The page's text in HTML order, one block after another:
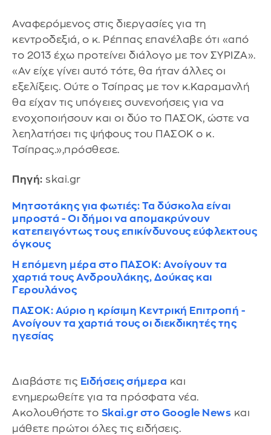
Αναφερόμενος στις διεργασίες για τη
κεντροδεξιά, ο κ. Ρέππας επανέλαβε ότι «από
το 2013 έχω προτείνει διάλογο με τον ΣΥΡΙΖΑ».
«Αν είχε γίνει αυτό τότε, θα ήταν άλλες οι
εξελίξεις. Ούτε ο Τσίπρας με τον κ.Καραμανλή
θα είχαν τις υπόγειες συνενοήσεις για να
ενοχοποιήσουν και οι δύο το ΠΑΣΟΚ, ώστε να
λεηλατήσει τις ψήφους του ΠΑΣΟΚ ο κ.
Τσίπρας.»,πρόσθεσε.
Πηγή: skai.gr
Μητσοτάκης για φωτιές: Τα δύσκολα είναι
μπροστά - Οι δήμοι να απομακρύνουν
κατεπειγόντως τους επικίνδυνους εύφλεκτους
όγκους
H επόμενη μέρα στο ΠΑΣΟΚ: Ανοίγουν τα
χαρτιά τους Ανδρουλάκης, Δούκας και
Γερουλάνος
ΠΑΣΟΚ: Αύριο η κρίσιμη Κεντρική Επιτροπή -
Ανοίγουν τα χαρτιά τους οι διεκδικητές της
ηγεσίας
Διαβάστε τις Ειδήσεις σήμερα και
ενημερωθείτε για τα πρόσφατα νέα.
Ακολουθήστε το Skai.gr στο Google News και
μάθετε πρώτοι όλες τις ειδήσεις.